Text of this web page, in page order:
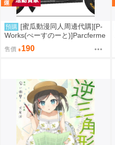
預購 [蜜瓜動漫同人周邊代購][P-
Works(ぺーすのーと)]Parcferme
Vol.3(同人誌)
售價 190